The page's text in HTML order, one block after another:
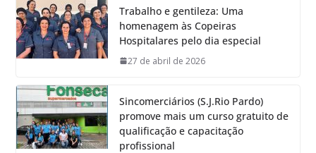
Trabalho e gentileza: Uma
homenagem às Copeiras
Hospitalares pelo dia especial
27 de abril de 2026
Sincomerciários (S.J.Rio Pardo)
promove mais um curso gratuito de
qualificação e capacitação
profissional